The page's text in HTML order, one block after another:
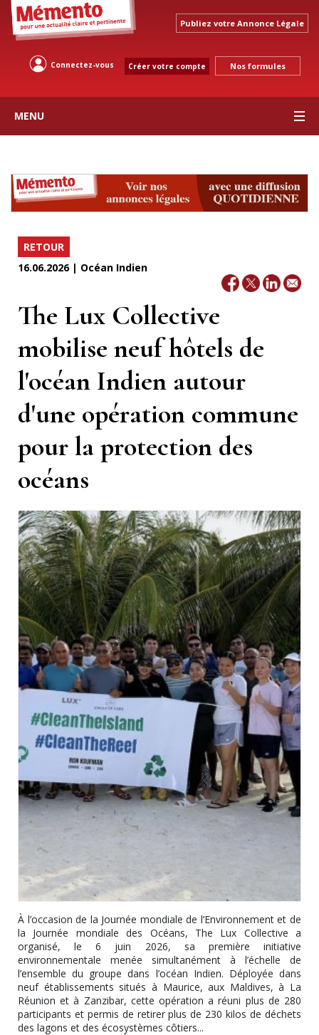
Publiez votre Annonce Légale
Connectez-vous Créer votre compte Nos formules
MENU
RETOUR
16.06.2026 | Océan Indien
The Lux Collective
mobilise neuf hôtels de
l'océan Indien autour
d'une opération commune
pour la protection des
océans
À l’occasion de la Journée mondiale de l’Environnement et de
la Journée mondiale des Océans, The Lux Collective a
organisé, le 6 juin 2026, sa première initiative
environnementale menée simultanément à l’échelle de
l’ensemble du groupe dans l’océan Indien. Déployée dans
neuf établissements situés à Maurice, aux Maldives, à La
Réunion et à Zanzibar, cette opération a réuni plus de 280
participants et permis de retirer plus de 230 kilos de déchets
des lagons et des écosystèmes côtiers...